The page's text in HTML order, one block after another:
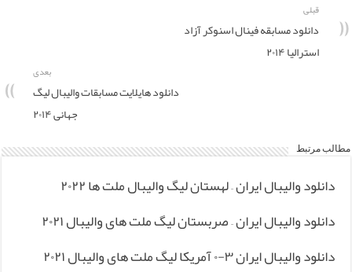
قبلی
دانلود مسابقه فینال اسنوکر آزاد
استرالیا ۲۰۱۴
بعدی
دانلود هایلایت مسابقات والیبال لیگ
جهانی ۲۰۱۴
مطالب مرتبط
دانلود والیبال ایران – لهستان لیگ والیبال ملت ها ۲۰۲۲
دانلود والیبال ایران – صربستان لیگ ملت های والیبال ۲۰۲۱
دانلود والیبال ایران ۳-۰ آمریکا لیگ ملت های والیبال ۲۰۲۱